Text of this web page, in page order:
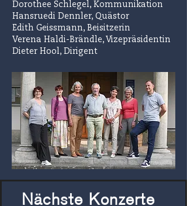
Dorothee Schlegel, Kommunikation
Hansruedi Dennler, Quästor
Edith Geissmann, Beisitzerin
Verena Haldi-Brändle, Vizepräsidentin
Dieter Hool, Dirigent
Nächste Konzerte